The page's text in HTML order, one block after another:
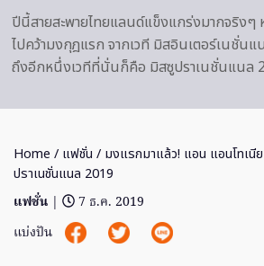
ปีนี้สายสะพายไทยแลนด์แข็งแกร่งมากจริงๆ
ไปคว้ามงกุฎแรก จากเวที มิสอินเตอร์เนชั่น
ถึงอีกหนึ่งเวทีที่นั่นก็คือ มิสซูปราเนชั่นแนล
Home / แฟชั่น / มงแรกมาแล้ว! แอน แอนโทเนี
ปราเนชั่นแนล 2019
แฟชั่น |
7 ธ.ค. 2019
แบ่งปัน